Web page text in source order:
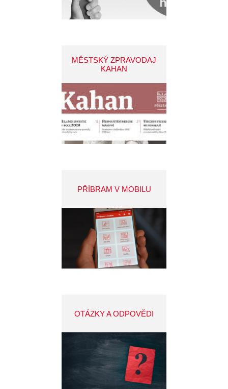
MĚSTSKÝ ZPRAVODAJ
KAHAN
PŘÍBRAM V MOBILU
OTÁZKY A ODPOVĚDI